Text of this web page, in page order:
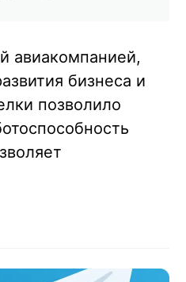
авиакомпанией,
бизнеса и
позволило